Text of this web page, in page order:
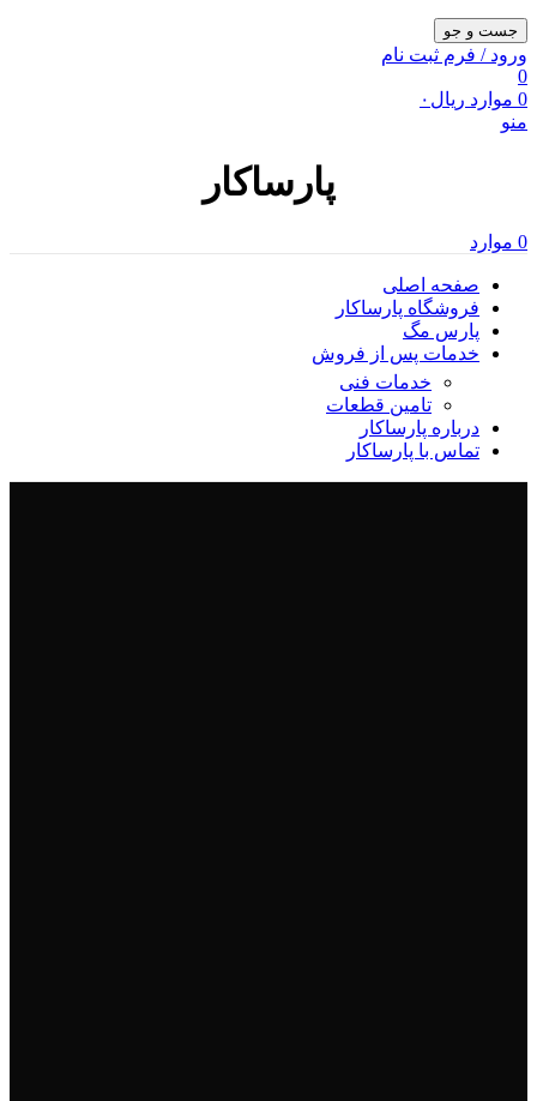
جست و جو
ورود / فرم ثبت نام
0
0 موارد ریال ۰
منو
پارساکار
0 موارد
صفحه اصلی
فروشگاه پارساکار
پارس مگ
خدمات پس از فروش
خدمات فنی
تامین قطعات
درباره پارساکار
تماس با پارساکار